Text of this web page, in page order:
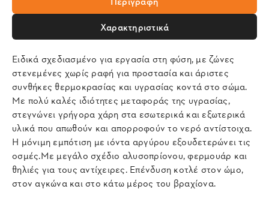
Χαρακτηριστικά
Ειδικά σχεδιασμένο για εργασία στη φύση, με ζώνες
στενεμένες χωρίς ραφή για προστασία και άριστες
συνθήκες θερμοκρασίας και υγρασίας κοντά στο σώμα.
Με πολύ καλές ιδιότητες μεταφοράς της υγρασίας,
στεγνώνει γρήγορα χάρη στα εσωτερικά και εξωτερικά
υλικά που απωθούν και απορροφούν το νερό αντίστοιχα.
Η μόνιμη εμπότιση με ιόντα αργύρου εξουδετερώνει τις
οσμές.Με μεγάλο σχέδιο αλυσοπρίονου, φερμουάρ και
θηλιές για τους αντίχειρες. Επένδυση κοτλέ στον ώμο,
στον αγκώνα και στο κάτω μέρος του βραχίονα.